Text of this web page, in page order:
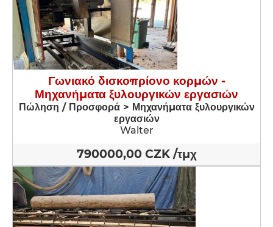
Γωνιακό δισκοπρίονο κορμών -
Μηχανήματα ξυλουργικών εργασιών
Πώληση / Προσφορά > Μηχανήματα ξυλουργικών
εργασιών
Walter
790000,00 CZK /τμχ